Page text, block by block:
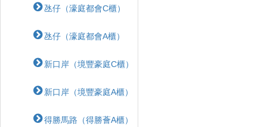
氹仔（濠庭都會C櫃）
氹仔（濠庭都會A櫃）
新口岸（境豐豪庭C櫃）
新口岸（境豐豪庭A櫃）
得勝馬路（得勝薈A櫃）